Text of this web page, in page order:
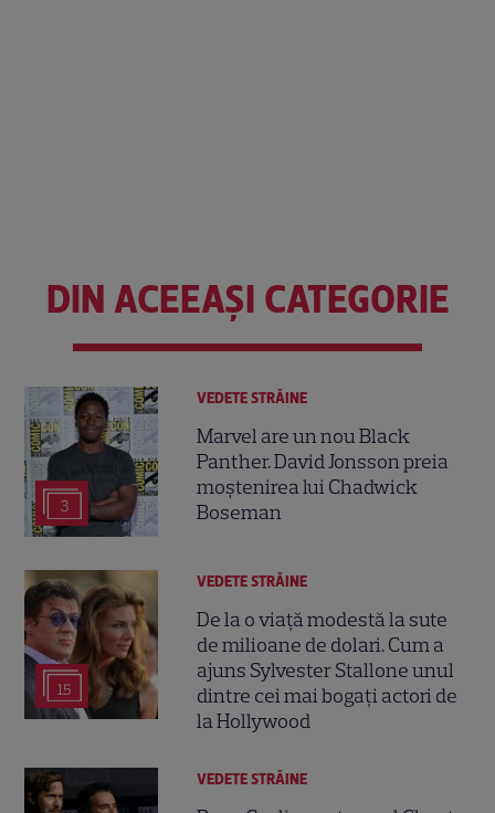
DIN ACEEAȘI CATEGORIE
3
VEDETE STRĂINE
Marvel are un nou Black
Panther. David Jonsson preia
moștenirea lui Chadwick
Boseman
15
VEDETE STRĂINE
De la o viață modestă la sute
de milioane de dolari. Cum a
ajuns Sylvester Stallone unul
dintre cei mai bogați actori de
la Hollywood
VEDETE STRĂINE